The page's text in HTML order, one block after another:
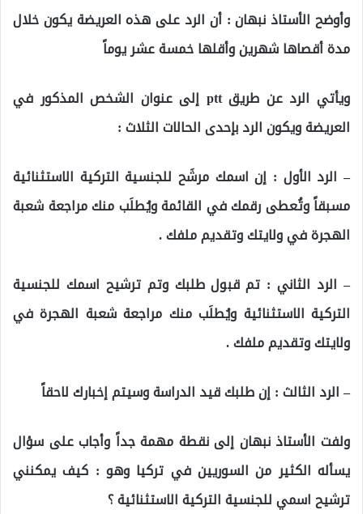
وأوضح الأستاذ نبهان : أن الرد على هذه العريضة يكون خلال
مدة أقصاها شهرين وأقلها خمسة عشر يوماً
ويأتي الرد عن طريق ptt إلى عنوان الشخص المذكور في
العريضة ويكون الرد بإحدى الحالات الثلاث :
– الرد الأول : إن اسمك مرشَح للجنسية التركية الاستثنائية
مسبقاً وتُعطى رقمك في القائمة ويُطلَب منك مراجعة شعبة
الهجرة في ولايتك وتقديم ملفك .
– الرد الثاني : تم قبول طلبك وتم ترشيح اسمك للجنسية
التركية الاستثنائية ويُطلَب منك مراجعة شعبة الهجرة في
ولايتك وتقديم ملفك .
– الرد الثالث : إن طلبك قيد الدراسة وسيتم إخبارك لاحقاً
ولفت الأستاذ نبهان إلى نقطة مهمة جداً وأجاب على سؤال
يسأله الكثير من السوريين في تركيا وهو : كيف يمكنني
ترشيح اسمي للجنسية التركية الاستثنائية ؟